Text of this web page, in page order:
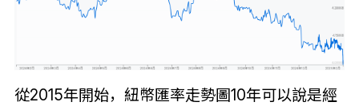
從2015年開始，紐幣匯率走勢圖10年可以說是經